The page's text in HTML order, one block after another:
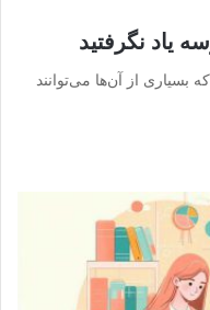
بسیاری از آن‌ها می‌توانند